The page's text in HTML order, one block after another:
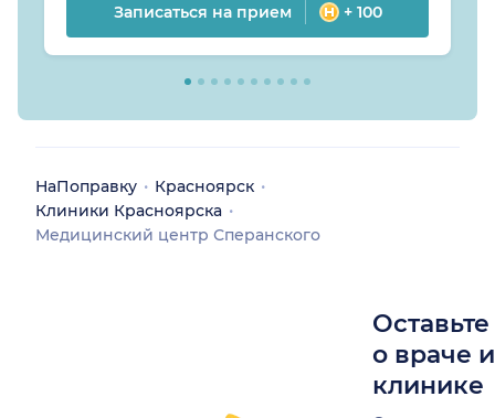
Записаться на прием + 100
НаПоправку
Красноярск
Клиники Красноярска
Медицинский центр Сперанского
о враче
клинике